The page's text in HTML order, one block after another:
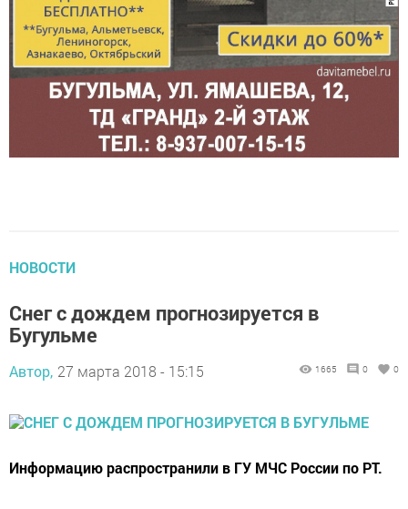
НОВОСТИ
Снег с дождем прогнозируется в
Бугульме
Автор, 27 марта 2018 - 15:15 1665 0 0
Информацию распространили в ГУ МЧС России по РТ.